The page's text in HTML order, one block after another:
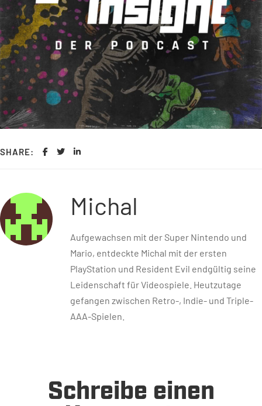
SHARE:
Michal
Aufgewachsen mit der Super Nintendo und
Mario, entdeckte Michal mit der ersten
PlayStation und Resident Evil endgültig seine
Leidenschaft für Videospiele. Heutzutage
gefangen zwischen Retro-, Indie- und Triple-
AAA-Spielen.
Schreibe einen